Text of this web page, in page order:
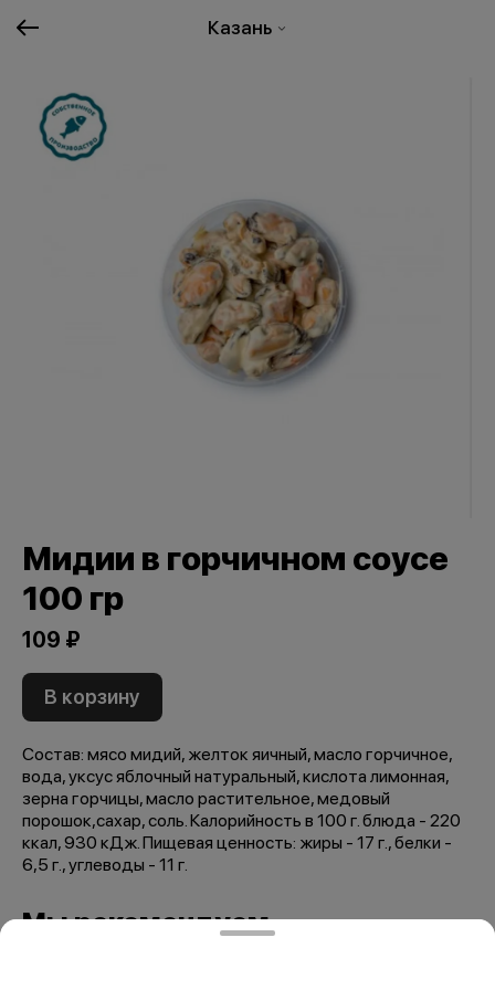
Казань
Мидии в горчичном соусе
100 гр
109 ₽
В корзину
Состав: мясо мидий, желток яичный, масло горчичное,
вода, уксус яблочный натуральный, кислота лимонная,
зерна горчицы, масло растительное, медовый
порошок,сахар, соль. Калорийность в 100 г. блюда - 220
ккал, 930 кДж. Пищевая ценность: жиры - 17 г., белки -
6,5 г., углеводы - 11 г.
Мы рекомендуем